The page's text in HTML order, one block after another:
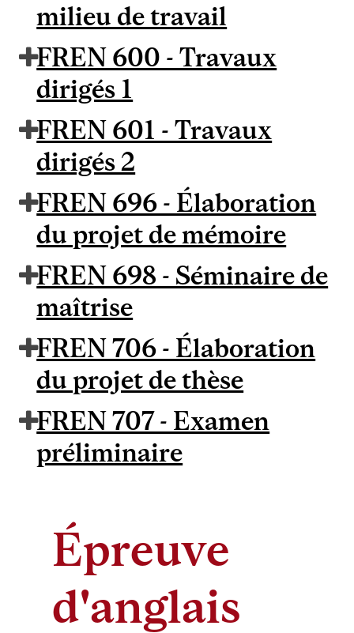
milieu de travail
FREN 600 - Travaux
dirigés 1
FREN 601 - Travaux
dirigés 2
FREN 696 - Élaboration
du projet de mémoire
FREN 698 - Séminaire de
maîtrise
FREN 706 - Élaboration
du projet de thèse
FREN 707 - Examen
préliminaire
Épreuve
d'anglais